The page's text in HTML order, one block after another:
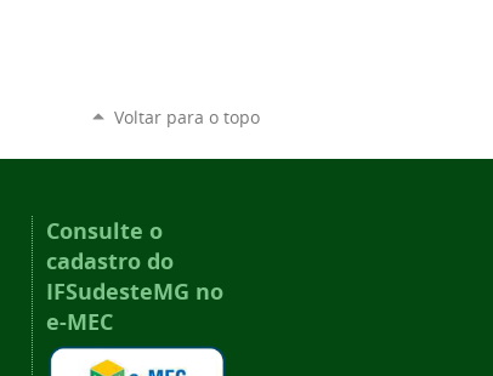
Voltar para o topo
Consulte o
cadastro do
IFSudesteMG no
e-MEC